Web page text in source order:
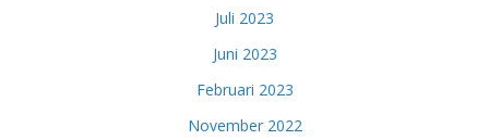
Juli 2023
Juni 2023
Februari 2023
November 2022